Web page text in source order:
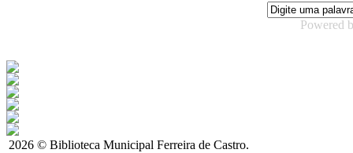
Powered
2026 © Biblioteca Municipal Ferreira de Castro.